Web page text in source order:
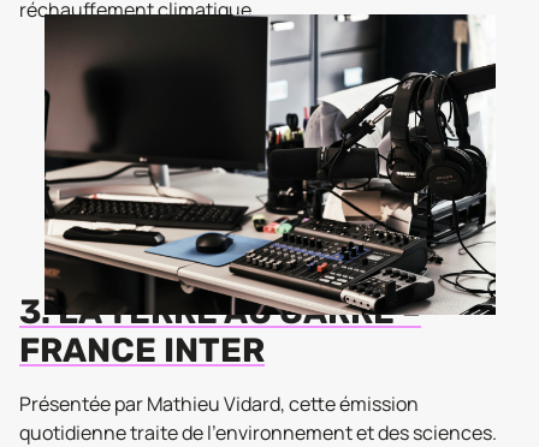
réchauffement climatique.
3. LA TERRE AU CARRÉ –
FRANCE INTER
Présentée par Mathieu Vidard, cette émission
quotidienne traite de l'environnement et des sciences.